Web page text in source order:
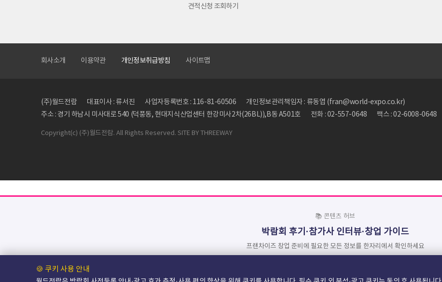
견적신청 조회하기
회사소개 이용약관 개인정보취급방침 사이트맵
(주)월드전람 대표이사 : 류서진 사업자등록번호 : 116-81-60506
개인정보관리책임자 : 류동엽 (fran@world-expo.co.kr)
주소 : 경기 하남시 미사대로 540 (덕풍동, 현대지식산업센터 한강미사2차(26BL)),B동 A501호
전화 : 02-557-0648 팩스 : 02-6008-0648
Copyright(c) (주)월드전람. All Rights Reserved. SITE BY THREEWAY
📚 콘텐츠 허브
박람회 후기·참가사 인터뷰·창업 가이드
프랜차이즈 창업 준비에 필요한 모든 정보를 한자리에서 확인하세요
🍪 쿠키 사용 안내